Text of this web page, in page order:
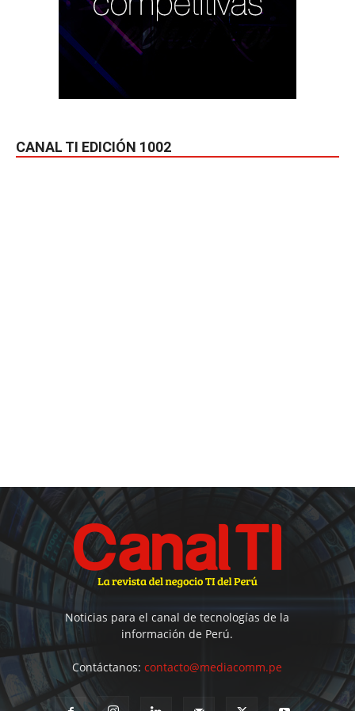
CANAL TI EDICIÓN 1002
Noticias para el canal de tecnologías de la
información de Perú.
Contáctanos:contacto@mediacomm.pe